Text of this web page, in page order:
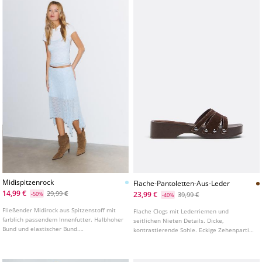
Midispitzenrock
14,99 €
-50% 29,99 €
Fließender Midirock aus Spitzenstoff mit
farblich passendem Innenfutter. Halbhoher
Bund und elastischer Bund.
Flache-Pantoletten-Aus-Leder
23,99 €
-40% 39,99 €
Flache Clogs mit Lederriemen und
seitlichen Nieten Details. Dicke,
kontrastierende Sohle. Eckige Zehenpartie.